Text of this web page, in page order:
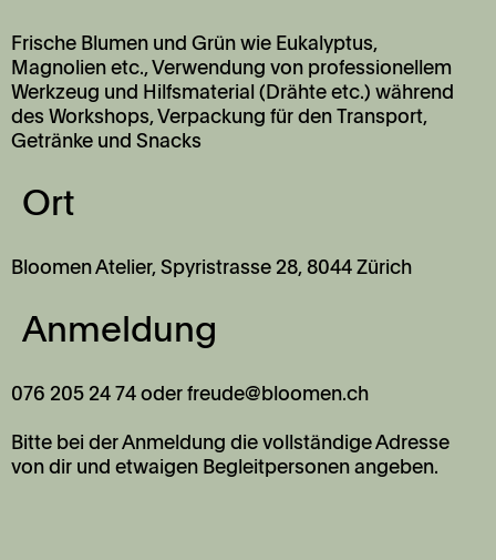
Frische Blumen und Grün wie Eukalyptus,
Magnolien etc., Verwendung von professionellem
Werkzeug und Hilfsmaterial (Drähte etc.) während
des Workshops, Verpackung für den Transport,
Getränke und Snacks
Ort
Bloomen Atelier, Spyristrasse 28, 8044 Zürich
Anmeldung
076 205 24 74 oder freude@bloomen.ch
Bitte bei der Anmeldung die vollständige Adresse
von dir und etwaigen Begleitpersonen angeben.